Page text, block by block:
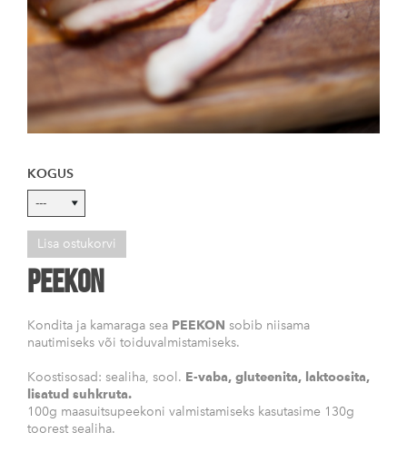
KOGUS
Lisa ostukorvi
PEEKON
Kondita ja kamaraga sea PEEKON sobib niisama
nautimiseks või toiduvalmistamiseks.
Koostisosad: sealiha, sool. E-vaba, gluteenita, laktoosita,
lisatud suhkruta.
100g maasuitsupeekoni valmistamiseks kasutasime 130g
toorest sealiha.